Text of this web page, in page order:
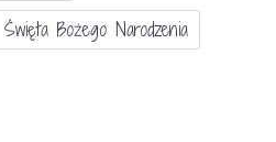
Święta Bożego Narodzenia